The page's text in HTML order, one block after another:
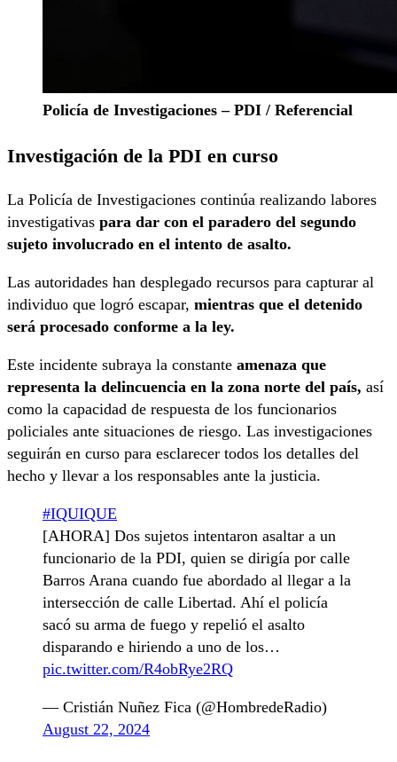
Policía de Investigaciones – PDI / Referencial
Investigación de la PDI en curso
La Policía de Investigaciones continúa realizando labores
investigativas para dar con el paradero del segundo
sujeto involucrado en el intento de asalto.
Las autoridades han desplegado recursos para capturar al
individuo que logró escapar, mientras que el detenido
será procesado conforme a la ley.
Este incidente subraya la constante amenaza que
representa la delincuencia en la zona norte del país, así
como la capacidad de respuesta de los funcionarios
policiales ante situaciones de riesgo. Las investigaciones
seguirán en curso para esclarecer todos los detalles del
hecho y llevar a los responsables ante la justicia.
#IQUIQUE
[AHORA] Dos sujetos intentaron asaltar a un
funcionario de la PDI, quien se dirigía por calle
Barros Arana cuando fue abordado al llegar a la
intersección de calle Libertad. Ahí el policía
sacó su arma de fuego y repelió el asalto
disparando e hiriendo a uno de los…
pic.twitter.com/R4obRye2RQ
— Cristián Nuñez Fica (@HombredeRadio)
August 22, 2024